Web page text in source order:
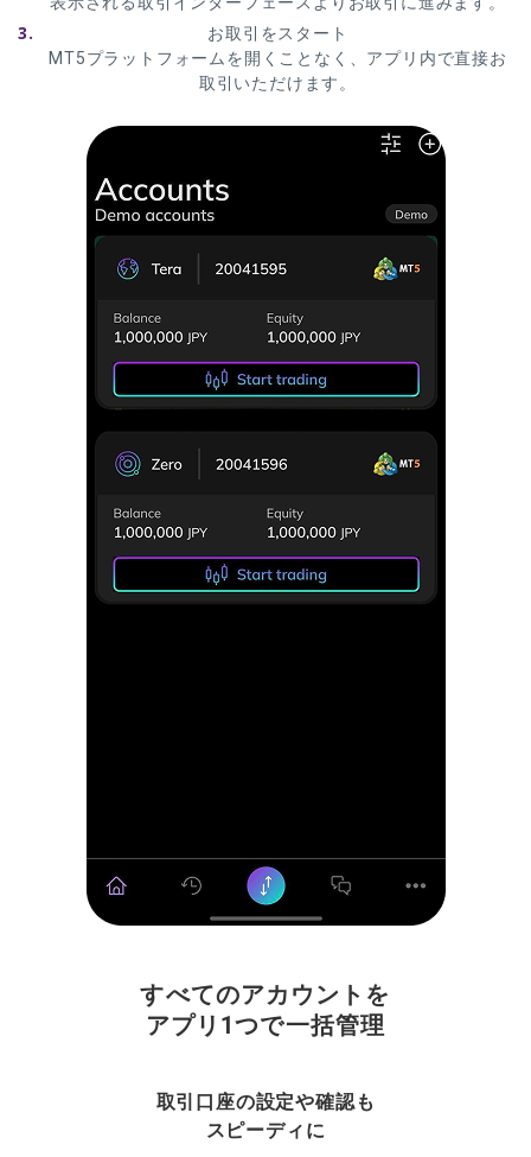
お取引をスタート
MT5プラットフォームを開くことなく、アプリ内で直接お
取引いただけます。
すべてのアカウントを
アプリ 1つで一括管理
取引口座の設定や確認も
スピーディに